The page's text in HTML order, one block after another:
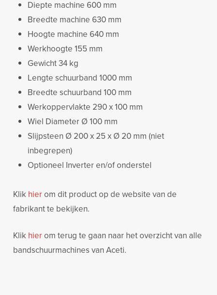
Diepte machine 600 mm
Breedte machine 630 mm
Hoogte machine 640 mm
Werkhoogte 155 mm
Gewicht 34 kg
Lengte schuurband 1000 mm
Breedte schuurband 100 mm
Werkoppervlakte 290 x 100 mm
Wiel Diameter Ø 100 mm
Slijpsteen Ø 200 x 25 x Ø 20 mm (niet
inbegrepen)
Optioneel Inverter en/of onderstel
Klik hierom dit product op de website van de
fabrikant te bekijken.
Klik hierom terug te gaan naar het overzicht van alle
bandschuurmachines van Aceti.